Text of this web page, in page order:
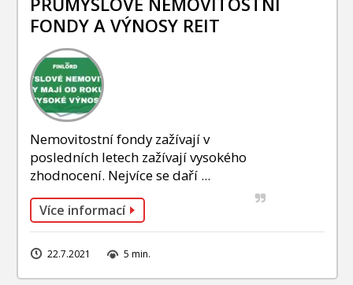
FONDY A VÝNOSY REIT
Nemovitostní fondy zažívají v
posledních letech zažívají vysokého
zhodnocení. Nejvíce se daří ...
Více informací
22.7.2021 5 min.